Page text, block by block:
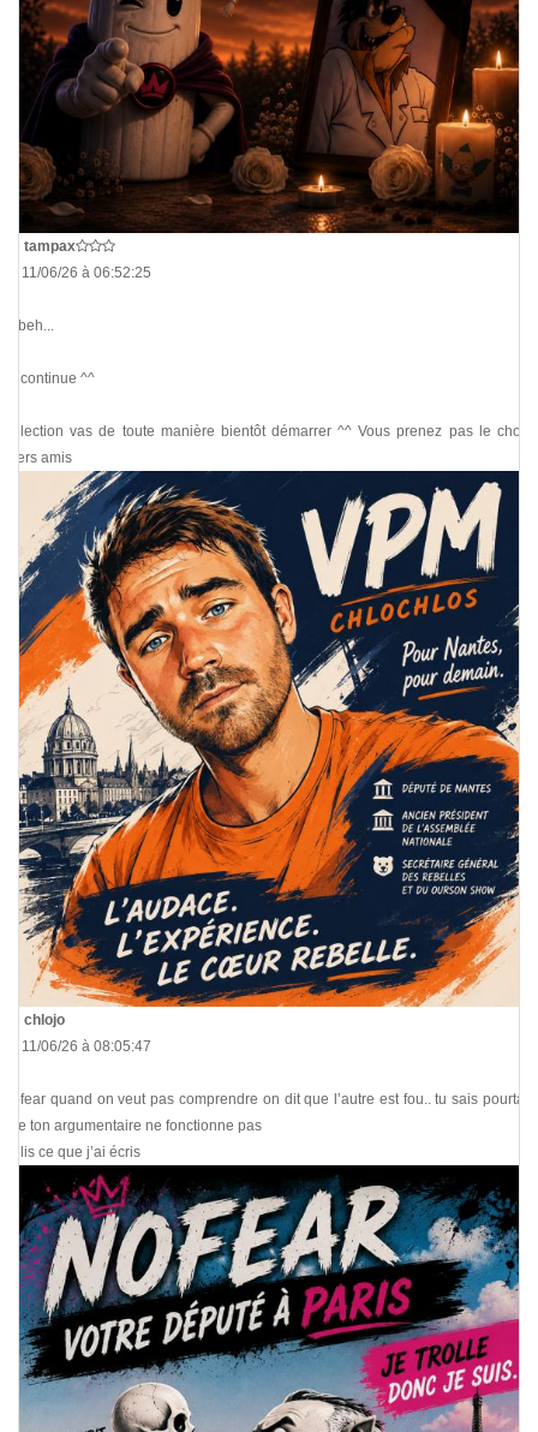
tampax
Le 11/06/26 à 06:52:25
Et beh...
ça continue ^^
L'élection vas de toute manière bientôt démarrer ^^ Vous prenez pas le choux
chers amis
chlojo
Le 11/06/26 à 08:05:47
Nofear quand on veut pas comprendre on dit que l’autre est fou.. tu sais pourtant
que ton argumentaire ne fonctionne pas
Relis ce que j’ai écris